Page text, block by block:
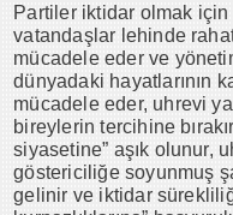
Partiler iktidar olmak için
vatandaşlar lehinde
mücadele eder ve
dünyadaki hayatlarının
mücadele eder, uhrevi
bireylerin tercihine
siyasetine” aşık olunur,
göstericiliğe soyunmuş
gelinir ve iktidar